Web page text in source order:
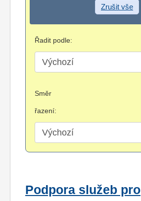
Zrušit vše
Řadit podle:
Směr
řazení:
Podpora služeb pro